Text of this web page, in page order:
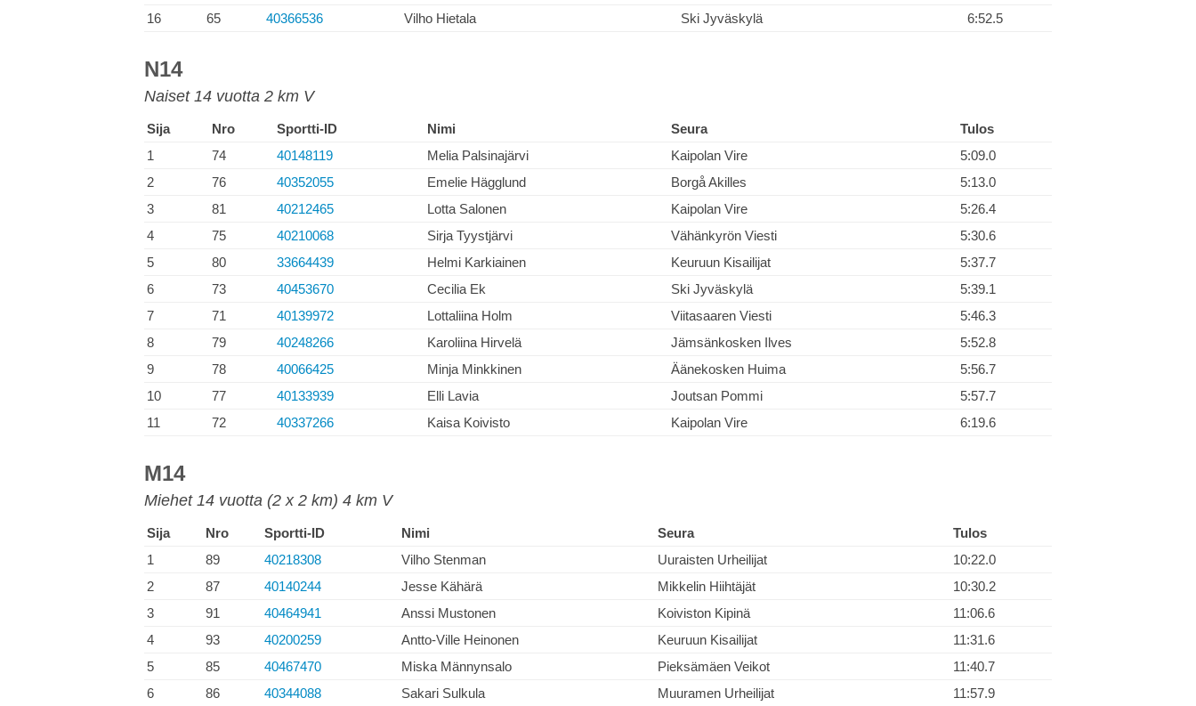
16
65 40366536 Vilho Hietala Ski Jyväskylä 6:52.5
N14
Naiset 14 vuotta 2 km V
Sija Nro Sportti-ID Nimi Seura
Tulos
1
74 40148119 Melia Palsinajärvi Kaipolan Vire
5:09.0
2
76 40352055 Emelie Hägglund Borgå Akilles
5:13.0
3
81 40212465 Lotta Salonen Kaipolan Vire
5:26.4
4
75 40210068 Sirja Tyystjärvi Vähänkyrön Viesti
5:30.6
5
80 33664439 Helmi Karkiainen Keuruun Kisailijat
5:37.7
6
73 40453670 Cecilia Ek Ski Jyväskylä
5:39.1
7
71 40139972 Lottaliina Holm Viitasaaren Viesti
5:46.3
8
79 40248266 Karoliina Hirvelä Jämsänkosken Ilves
5:52.8
9
78 40066425 Minja Minkkinen Äänekosken Huima
5:56.7
10
77 40133939 Elli Lavia Joutsan Pommi
5:57.7
11
72 40337266 Kaisa Koivisto Kaipolan Vire 6:19.6
M14
Miehet 14 vuotta (2 x 2 km) 4 km V
Sija Nro Sportti-ID Nimi Seura
Tulos
1
89 40218308 Vilho Stenman Uuraisten Urheilijat
10:22.0
2
87 40140244 Jesse Kähärä Mikkelin Hiihtäjät
10:30.2
3
91 40464941 Anssi Mustonen Koiviston Kipinä
11:06.6
4
93 40200259 Antto-Ville Heinonen Keuruun Kisailijat
11:31.6
5
85 40467470 Miska Männynsalo Pieksämäen Veikot
11:40.7
6
86 40344088 Sakari Sulkula Muuramen Urheilijat 11:57.9